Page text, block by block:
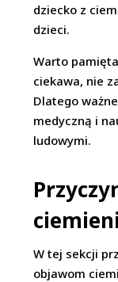
dziecko z
dzieci.
Warto
ciekawa, nie
Dlatego
medyczną i
ludowymi.
W tej sekcji
objawom